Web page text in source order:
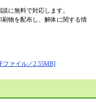
に無料で対応します。
物を配布し、解体に関する情
ファイル／2.55MB]